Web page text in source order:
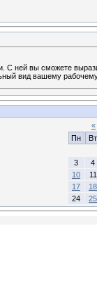
С ней вы сможете
вид вашему
«
Пн
Вт
3
4
10
11
17
18
24
25